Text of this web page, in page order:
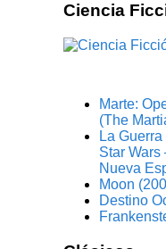
Ciencia
Marte:
(The
La
Star Wars
Nueva
Moon
Destino